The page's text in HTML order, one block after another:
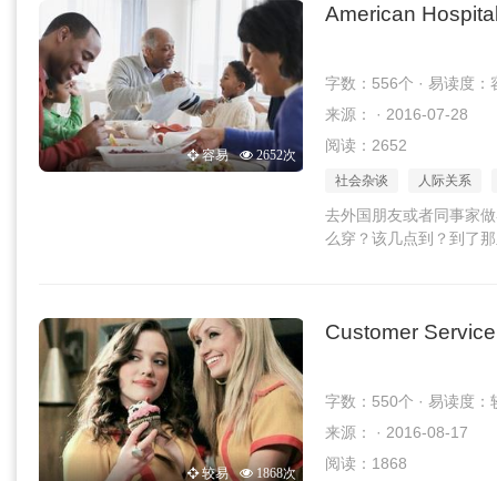
容易 2652次
American
字数：556个 · 易读度：
来源： · 2016-07-28
阅读：2652
社会杂谈 人际关系
去外国朋友或者同事家
么穿？该几点到？到了
较易 1868次
Customer
字数：550个 · 易读度：
来源： · 2016-08-17
阅读：1868